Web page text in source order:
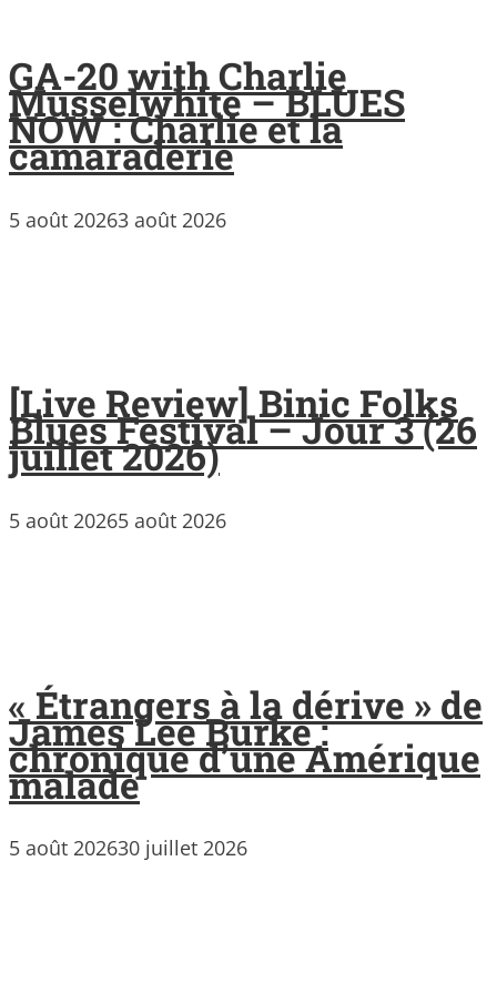
GA-20 with Charlie
Musselwhite – BLUES
NOW : Charlie et la
camaraderie
5 août 20263 août 2026
[Live Review] Binic Folks
Blues Festival – Jour 3 (26
juillet 2026)
5 août 20265 août 2026
« Étrangers à la dérive » de
James Lee Burke :
chronique d’une Amérique
malade
5 août 202630 juillet 2026